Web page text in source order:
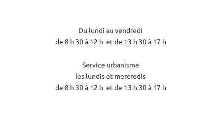
Du lundi au vendredi
de 8 h 30 à 12 h et de 13 h 30 à 17 h
Service urbanisme
les lundis et mercredis
de 8 h 30 à 12 h et de 13 h 30 à 17 h